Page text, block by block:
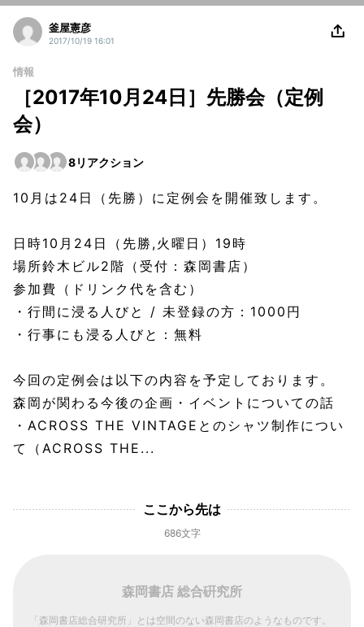
釜屋憲彦
2017/10/19 16:01
情報
［2017年10月24日］先勝会（定例
会）
8リアクション
10月は24日（先勝）に定例会を開催致します。
日時10月24日（先勝,火曜日）19時
場所鈴木ビル2階（受付：森岡書店）
参加費（ドリンク代を含む）
・行間に浸る人びと / 未登録の方：1000円
・行事にも浸る人びと：無料
今回の定例会は以下の内容を予定しております。
森岡が関わる今後の企画・イベントについての話
・ACROSS THE VINTAGEとのシャツ制作につい
て（ACROSS THE...
ここから先は
686文字
森岡書店 総合硏究所
「森岡書店総合研究所」とは空間のない森岡書店のようなものです。